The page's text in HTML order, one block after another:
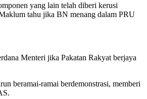
yang lain telah diberi kerusi
tahu jika BN menang dalam PRU
Menteri jika Pakatan Rakyat berjaya
beramai-ramai berdemonstrasi, memberi